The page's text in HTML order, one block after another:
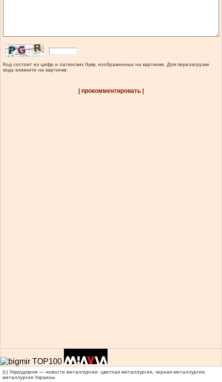
Код состоит из цифр и латинских букв, изображенных на картинке. Для перезагрузки
кода кликните на картинке.
| прокомментировать |
(c) Укррудпром — новости металлургии: цветная металлургия, черная металлургия,
металлургия Украины